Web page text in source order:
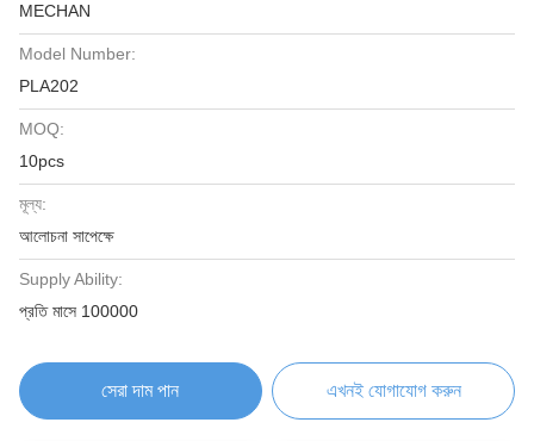
MECHAN
Model Number:
PLA202
MOQ:
10pcs
মূল্য:
আলোচনা সাপেক্ষে
Supply Ability:
প্রতি মাসে 100000
সেরা দাম পান এখনই যোগাযোগ করুন